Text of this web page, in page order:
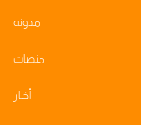
مدونه
منصات
أخبار